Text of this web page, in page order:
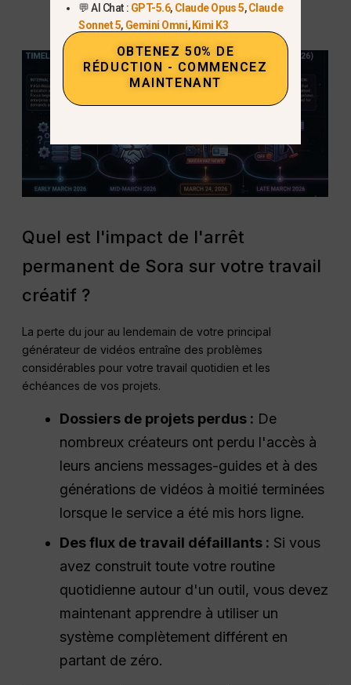
d'entreprise.
Quel est l'impact de l'arrêt
permanent de Sora sur votre travail
créatif ?
La perte du jour au lendemain de votre principal
générateur de vidéos entraîne des problèmes
considérables pour votre travail quotidien et les
échéances de vos projets.
Dossiers de projets perdus : De
nombreux créateurs ont perdu l'accès à
leurs anciens messages-guides et à des
générations de vidéos à moitié terminées
lorsque le service a été mis hors ligne.
Des flux de travail défaillants : Si vous
avez construit toute votre routine
quotidienne autour d'un outil, vous devez
maintenant apprendre à utiliser un
système complètement différent en
partant de zéro.
💬 AI Chat : GPT-5.6, Claude Opus 5,Claude
Sonnet 5, Gemini Omni, Kimi K3
OBTENEZ 50% DE
RÉDUCTION - COMMENCEZ
MAINTENANT